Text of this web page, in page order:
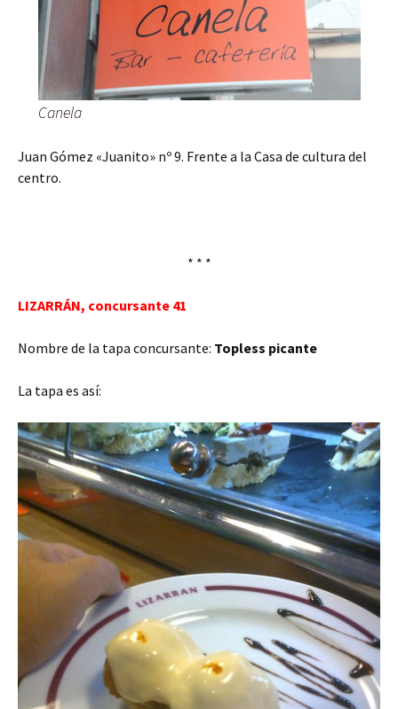
Canela
Juan Gómez «Juanito» nº 9. Frente a la Casa de cultura del
centro.
* * *
LIZARRÁN, concursante 41
Nombre de la tapa concursante: Topless picante
La tapa es así: